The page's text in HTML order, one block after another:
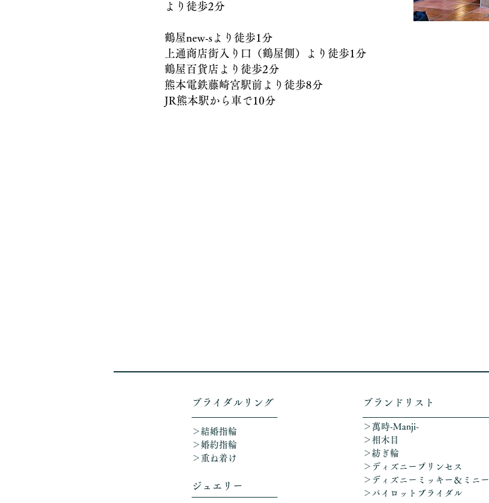
より徒歩2分
鶴屋new-sより徒歩1分
上通商店街入り口（鶴屋側）より徒歩1分
鶴屋百貨店より徒歩2分
熊本電鉄藤崎宮駅前より徒歩8分
JR熊本駅から車で10分
​ブライダルリング
＞結婚指輪
＞婚約指輪
＞重ね着け​
ジュエリー
​ブランドリスト
＞萬時-Manji-
＞相木目
＞紡ぎ輪
＞ディズニープリンセス
​＞ディズニーミッキー＆ミニー
＞パイロットブライダル